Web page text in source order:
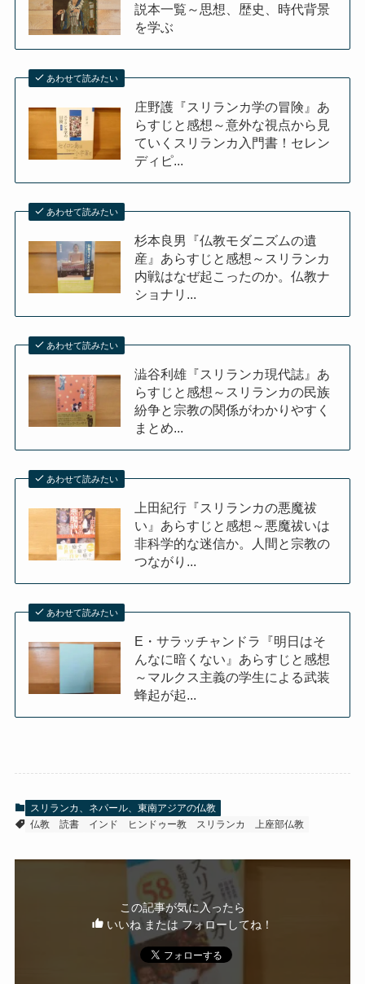
説本一覧～思想、歴史、時代背景
を学ぶ
あわせて読みたい
庄野護『スリランカ学の冒険』あ
らすじと感想～意外な視点から見
ていくスリランカ入門書！セレン
ディピ...
あわせて読みたい
杉本良男『仏教モダニズムの遺
産』あらすじと感想～スリランカ
内戦はなぜ起こったのか。仏教ナ
ショナリ...
あわせて読みたい
澁谷利雄『スリランカ現代誌』あ
らすじと感想～スリランカの民族
紛争と宗教の関係がわかりやすく
まとめ...
あわせて読みたい
上田紀行『スリランカの悪魔祓
い』あらすじと感想～悪魔祓いは
非科学的な迷信か。人間と宗教の
つながり...
あわせて読みたい
E・サラッチャンドラ『明日はそ
んなに暗くない』あらすじと感想
～マルクス主義の学生による武装
蜂起が起...
スリランカ、ネパール、東南アジアの仏教
仏教
読書 インド ヒンドゥー教 スリランカ 上座部仏教
この記事が気に入ったら
いいね または フォローしてね！